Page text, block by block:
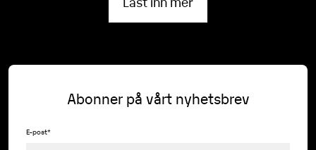
Abonner på vårt nyhetsbrev
E-post*